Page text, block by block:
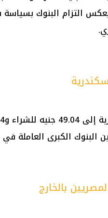
التزام البنوك
الكبرى العاملة
بالخارج